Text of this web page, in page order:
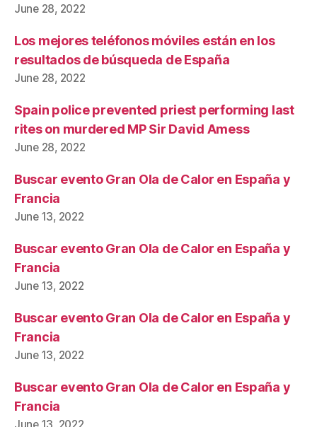
June 28, 2022
Los mejores teléfonos móviles están en los
resultados de búsqueda de España
June 28, 2022
Spain police prevented priest performing last
rites on murdered MP Sir David Amess
June 28, 2022
Buscar evento Gran Ola de Calor en España y
Francia
June 13, 2022
Buscar evento Gran Ola de Calor en España y
Francia
June 13, 2022
Buscar evento Gran Ola de Calor en España y
Francia
June 13, 2022
Buscar evento Gran Ola de Calor en España y
Francia